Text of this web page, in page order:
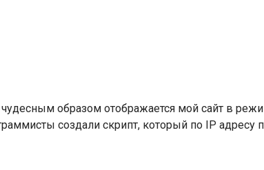
чудесным образом отображается мой сайт в
создали скрипт, который по IP адресу